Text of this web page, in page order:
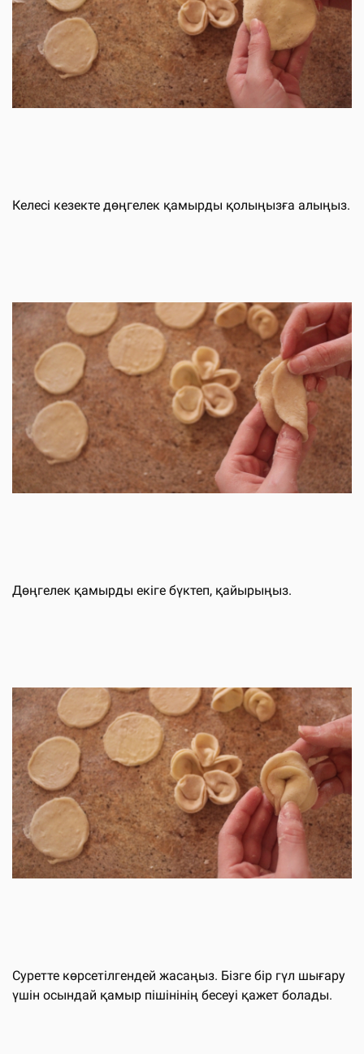
Келесі кезекте дөңгелек қамырды қолыңызға алыңыз.
Дөңгелек қамырды екіге бүктеп, қайырыңыз.
Суретте көрсетілгендей жасаңыз. Бізге бір гүл шығару
үшін осындай қамыр пішінінің бесеуі қажет болады.